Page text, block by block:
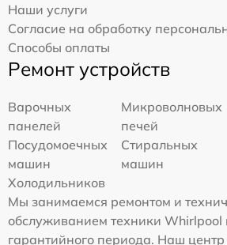
Наши услуги
Согласие на обработку
Способы оплаты
Ремонт устройств
Варочных
панелей
Микроволновых
печей
Посудомоечных
машин
Стиральных
машин
Холодильников
Мы занимаемся ремонтом и
обслуживанием техники Whirlpool
гарантийного периода. Наш